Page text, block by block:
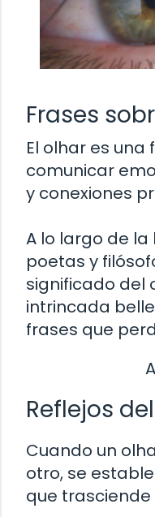
Frases
El olhar es
comunicar
y conexiones
A lo largo de la
poetas y
significado del
intrincada
frases que
Reflejos
Cuando un
otro, se
que